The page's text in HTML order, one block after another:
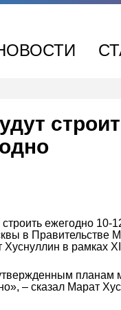
ежегодно
в Правительстве
Хуснуллин в рамках
– сказал Марат